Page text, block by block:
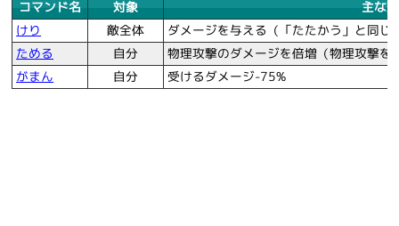
コマンド名 対象
主な
けり
敵全体
ダメージを与える（「たたかう」と同
ためる
自分
物理攻撃のダメージを倍増（物理攻撃を
がまん
自分 受けるダメージ-75%